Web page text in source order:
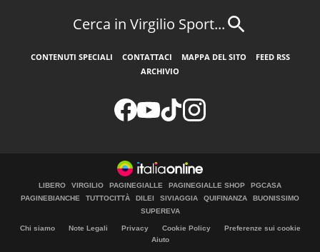
Cerca in Virgilio Sport...
CONTENUTI SPECIALI CONTATTACI MAPPA DEL SITO
FEED RSS
ARCHIVIO
LIBERO VIRGILIO PAGINEGIALLE PAGINEGIALLE SHOP
PGCASA
PAGINEBIANCHE
TUTTOCITTÀ DILEI SIVIAGGIA QUIFINANZA
BUONISSIMO
SUPEREVA
Chi siamo Note Legali Privacy Cookie Policy
Preferenze sui cookie
Aiuto